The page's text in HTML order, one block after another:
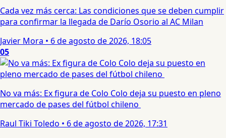
Cada vez más cerca: Las condiciones que se deben cumplir
para confirmar la llegada de Darío Osorio al AC Milan
Javier Mora • 6 de agosto de 2026, 18:05
05
No va más: Ex figura de Colo Colo deja su puesto en pleno
mercado de pases del fútbol chileno
Raul Tiki Toledo • 6 de agosto de 2026, 17:31